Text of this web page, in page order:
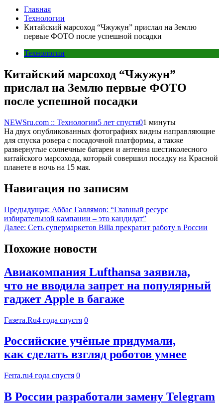
Главная
Технологии
Китайский марсоход “Чжужун” прислал на Землю
первые ФОТО после успешной посадки
Технологии
Китайский марсоход “Чжужун”
прислал на Землю первые ФОТО
после успешной посадки
NEWSru.com :: Технологии5 лет спустя01 минуты
На двух опубликованных фотографиях видны направляющие
для спуска ровера с посадочной платформы, а также
развернутые солнечные батареи и антенна шестиколесного
китайского марсохода, который совершил посадку на Красной
планете в ночь на 15 мая.
Навигация по записям
Предыдущая: Аббас Галлямов: “Главный ресурс
избирательной кампании – это кандидат”
Далее: Сеть супермаркетов Billa прекратит работу в России
Похожие новости
Авиакомпания Lufthansa заявила,
что не вводила запрет на популярный
гаджет Apple в багаже
Газета.Ru4 года спустя 0
Российские учёные придумали,
как сделать взгляд роботов умнее
Ferra.ru4 года спустя 0
В России разработали замену Telegram